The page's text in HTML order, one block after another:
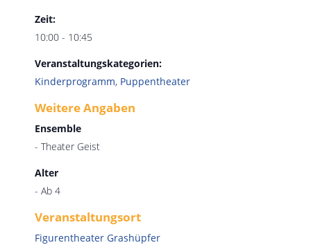
Zeit:
10:00 - 10:45
Veranstaltungskategorien:
Kinderprogramm, Puppentheater
Veranstaltungsort
Figurentheater Grashüpfer
Weitere Angaben
Ensemble
- Theater Geist
Alter
- Ab 4